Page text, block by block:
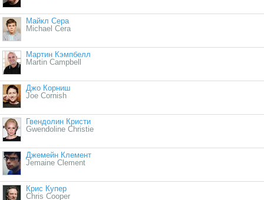
Майкл Сера
Michael Cera
Мартин Кэмпбелл
Martin Campbell
Джо Корниш
Joe Cornish
Гвендолин Кристи
Gwendoline Christie
Джемейн Клемент
Jemaine Clement
Крис Купер
Chris Cooper